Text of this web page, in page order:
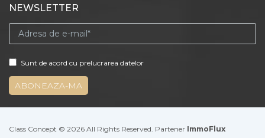
NEWSLETTER
Sunt de acord cu prelucrarea datelor
Class Concept © 2026 All Rights Reserved. Partener ImmoFlux